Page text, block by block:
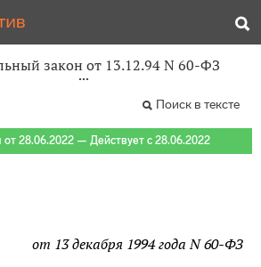
закон от 13.12.94 N 60-ФЗ
Поиск в тексте
от 28.06.2022 — Действует с 28.06.2022
от 13 декабря 1994 года N 60-ФЗ